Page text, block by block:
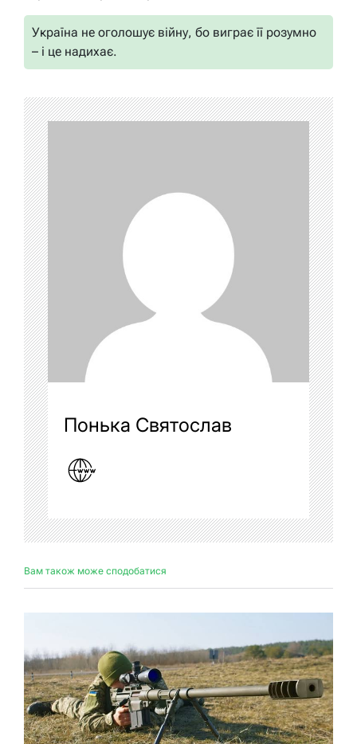
Україна не оголошує війну, бо виграє її розумно
– і це надихає.
Понька Святослав
Вам також може сподобатися